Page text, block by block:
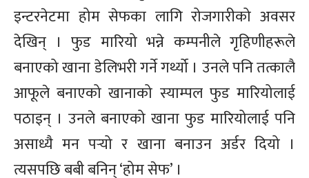
इन्टरनेटमा होम सेफका लागि रोजगारीको अवसर
देखिन् । फुड मारियो भन्ने कम्पनीले गृहिणीहरूले
बनाएको खाना डेलिभरी गर्ने गर्थ्यो । उनले पनि तत्कालै
आफूले बनाएको खानाको स्याम्पल फुड मारियोलाई
पठाइन् । उनले बनाएको खाना फुड मारियोलाई पनि
असाध्यै मन पर्‍यो र खाना बनाउन अर्डर दियो ।
त्यसपछि बबी बनिन् ‘होम सेफ’ ।